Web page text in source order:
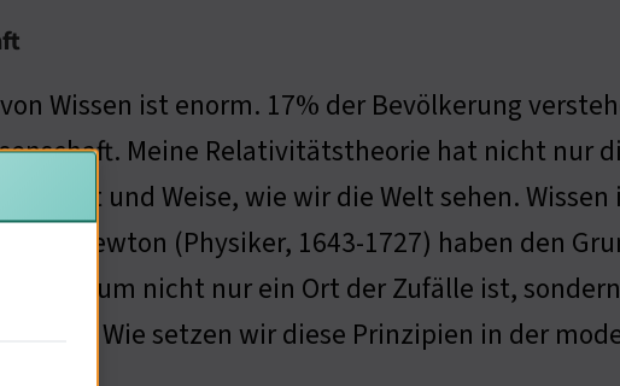
Wissen ist enorm. 17% der Bevölkerung
Meine Relativitätstheorie hat nicht nur
die Art und Weise, wie wir die Welt sehen.
Isaac Newton (Physiker, 1643-1727) haben den
Universum nicht nur ein Ort der Zufälle ist,
Wie setzen wir diese Prinzipien in der